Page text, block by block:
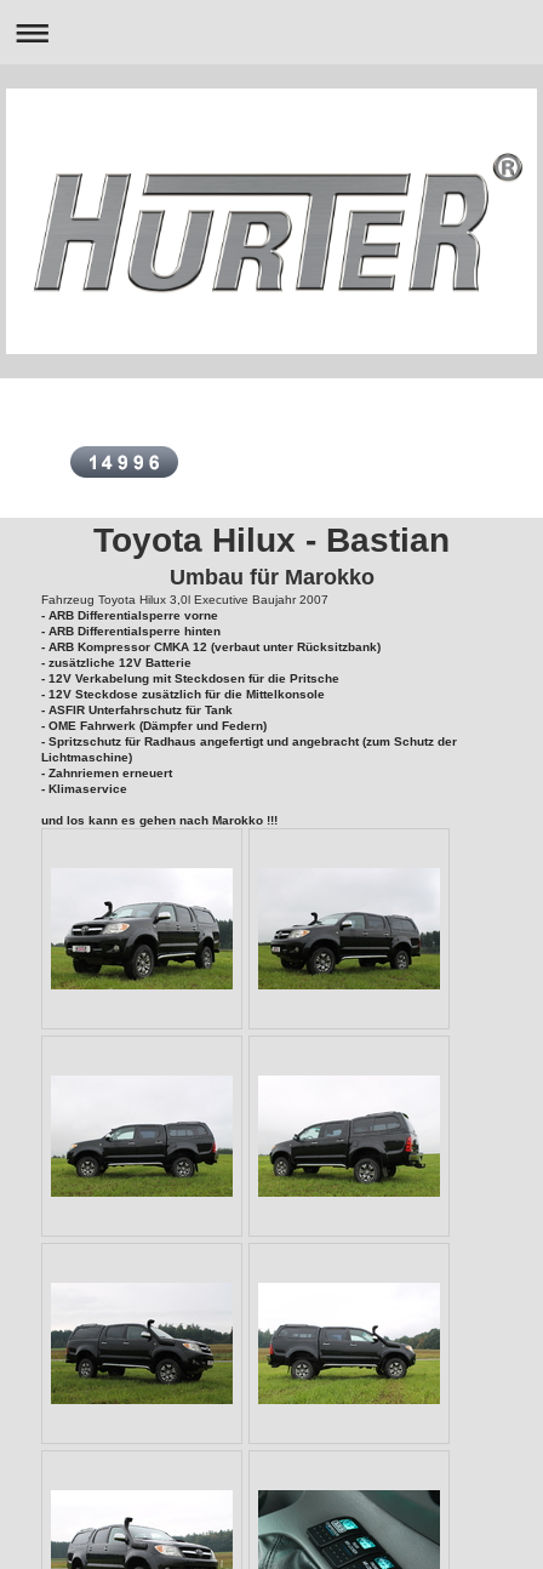
Toyota Hilux - Bastian
Umbau für Marokko
Fahrzeug Toyota Hilux 3,0l Executive Baujahr 2007
- ARB Differentialsperre vorne
- ARB Differentialsperre hinten
- ARB Kompressor CMKA 12 (verbaut unter Rücksitzbank)
- zusätzliche 12V Batterie
- 12V Verkabelung mit Steckdosen für die Pritsche
- 12V Steckdose zusätzlich für die Mittelkonsole
- ASFIR Unterfahrschutz für Tank
- OME Fahrwerk (Dämpfer und Federn)
- Spritzschutz für Radhaus angefertigt und angebracht (zum Schutz der
Lichtmaschine)
- Zahnriemen erneuert
- Klimaservice
und los kann es gehen nach Marokko !!!